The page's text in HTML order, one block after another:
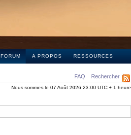
FORUM A PROPOS RESSOURCES
FAQ Rechercher
Nous sommes le 07 Août 2026 23:00 UTC + 1 heure